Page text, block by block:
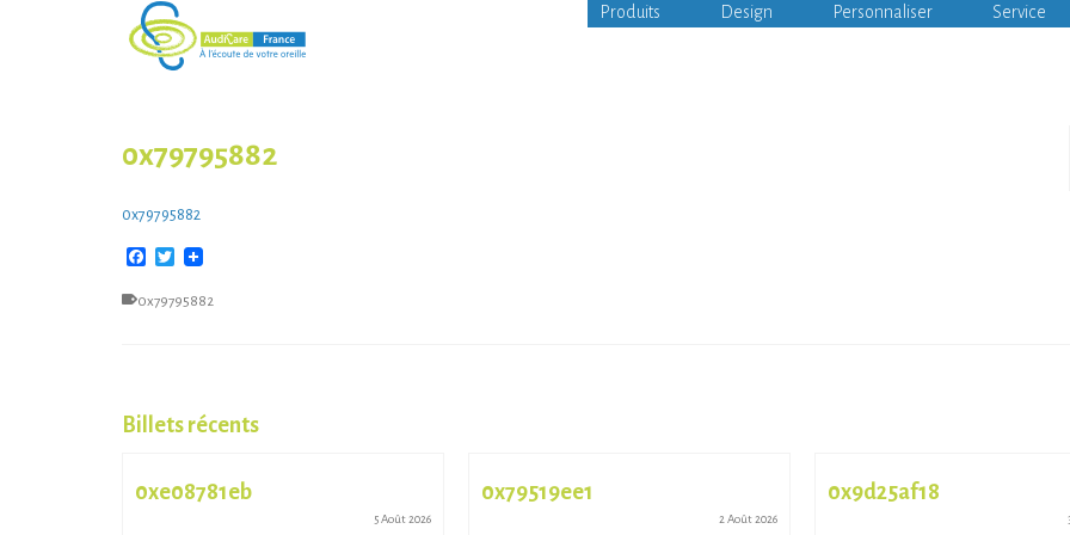
Produits Design Personnaliser Service
0x79795882
0x79795882
Facebook
Twitter
0x79795882
Billets récents
0xe08781eb
5 Août 2026
0x79519ee1
2 Août 2026
0x9d25af18